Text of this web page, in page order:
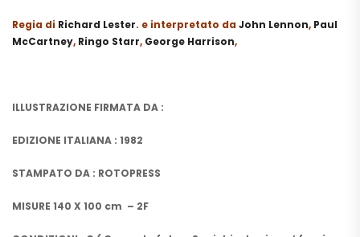
Regia di Richard Lester. e interpretato daJohn Lennon, Paul
McCartney, Ringo Starr, George Harrison,
ILLUSTRAZIONE FIRMATA DA :
EDIZIONE ITALIANA : 1982
STAMPATO DA : ROTOPRESS
MISURE 140 X 100 cm – 2F